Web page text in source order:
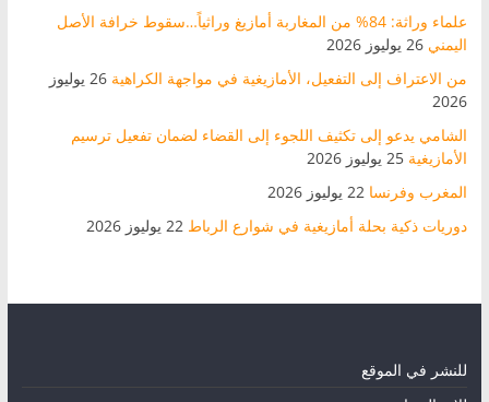
علماء وراثة: 84% من المغاربة أمازيغ وراثياً…سقوط خرافة الأصل
اليمني 26 يوليوز 2026
من الاعتراف إلى التفعيل، الأمازيغية في مواجهة الكراهية
26 يوليوز
2026
الشامي يدعو إلى تكثيف اللجوء إلى القضاء لضمان تفعيل ترسيم
الأمازيغية 25 يوليوز 2026
المغرب وفرنسا 22 يوليوز 2026
دوريات ذكية بحلة أمازيغية في شوارع الرباط 22 يوليوز 2026
للنشر في الموقع